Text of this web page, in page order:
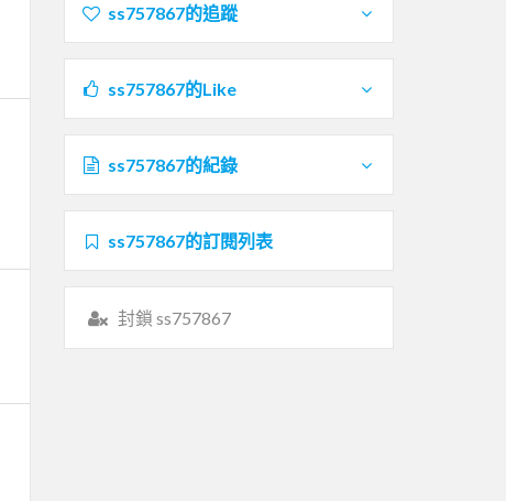
ss757867的追蹤
ss757867的Like
ss757867的紀錄
ss757867的訂閱列表
封鎖 ss757867